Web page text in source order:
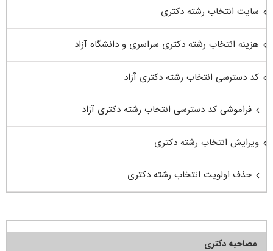
سایت انتخاب رشته دکتری
هزینه انتخاب رشته دکتری سراسری و دانشگاه آزاد
کد دسترسی انتخاب رشته دکتری آزاد
فراموشی کد دسترسی انتخاب رشته دکتری آزاد
ویرایش انتخاب رشته دکتری
حذف اولویت انتخاب رشته دکتری
مصاحبه دکتری